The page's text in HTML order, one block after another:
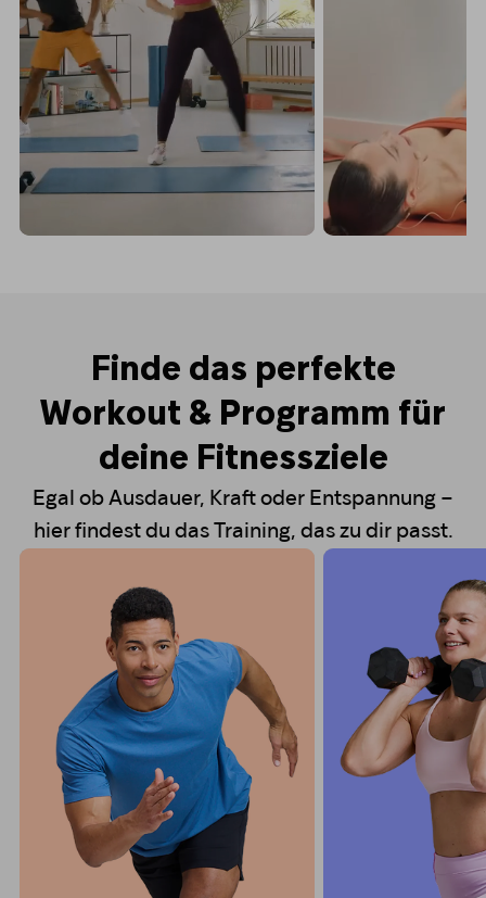
Finde das perfekte
Workout & Programm für
deine Fitnessziele
Egal ob Ausdauer, Kraft oder Entspannung –
hier findest du das Training, das zu dir passt.